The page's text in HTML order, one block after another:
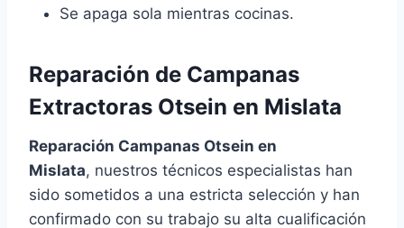
Se apaga sola mientras cocinas.
Reparación de Campanas
Extractoras Otsein en Mislata
Reparación Campanas Otsein en
Mislata, nuestros técnicos especialistas han
sido sometidos a una estricta selección y han
confirmado con su trabajo su alta cualificación